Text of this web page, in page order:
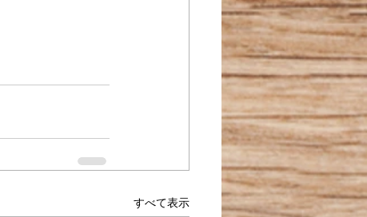
すべて表示